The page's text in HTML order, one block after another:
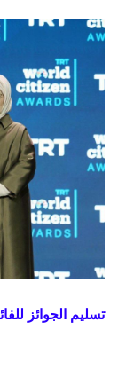
تسليم الجوائز